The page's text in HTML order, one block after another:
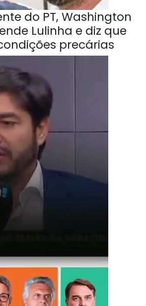
do PT, Washington
Lulinha e diz que
precárias